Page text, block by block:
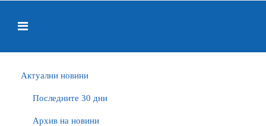
Актуални новини
Последните 30 дни
Архив на новини